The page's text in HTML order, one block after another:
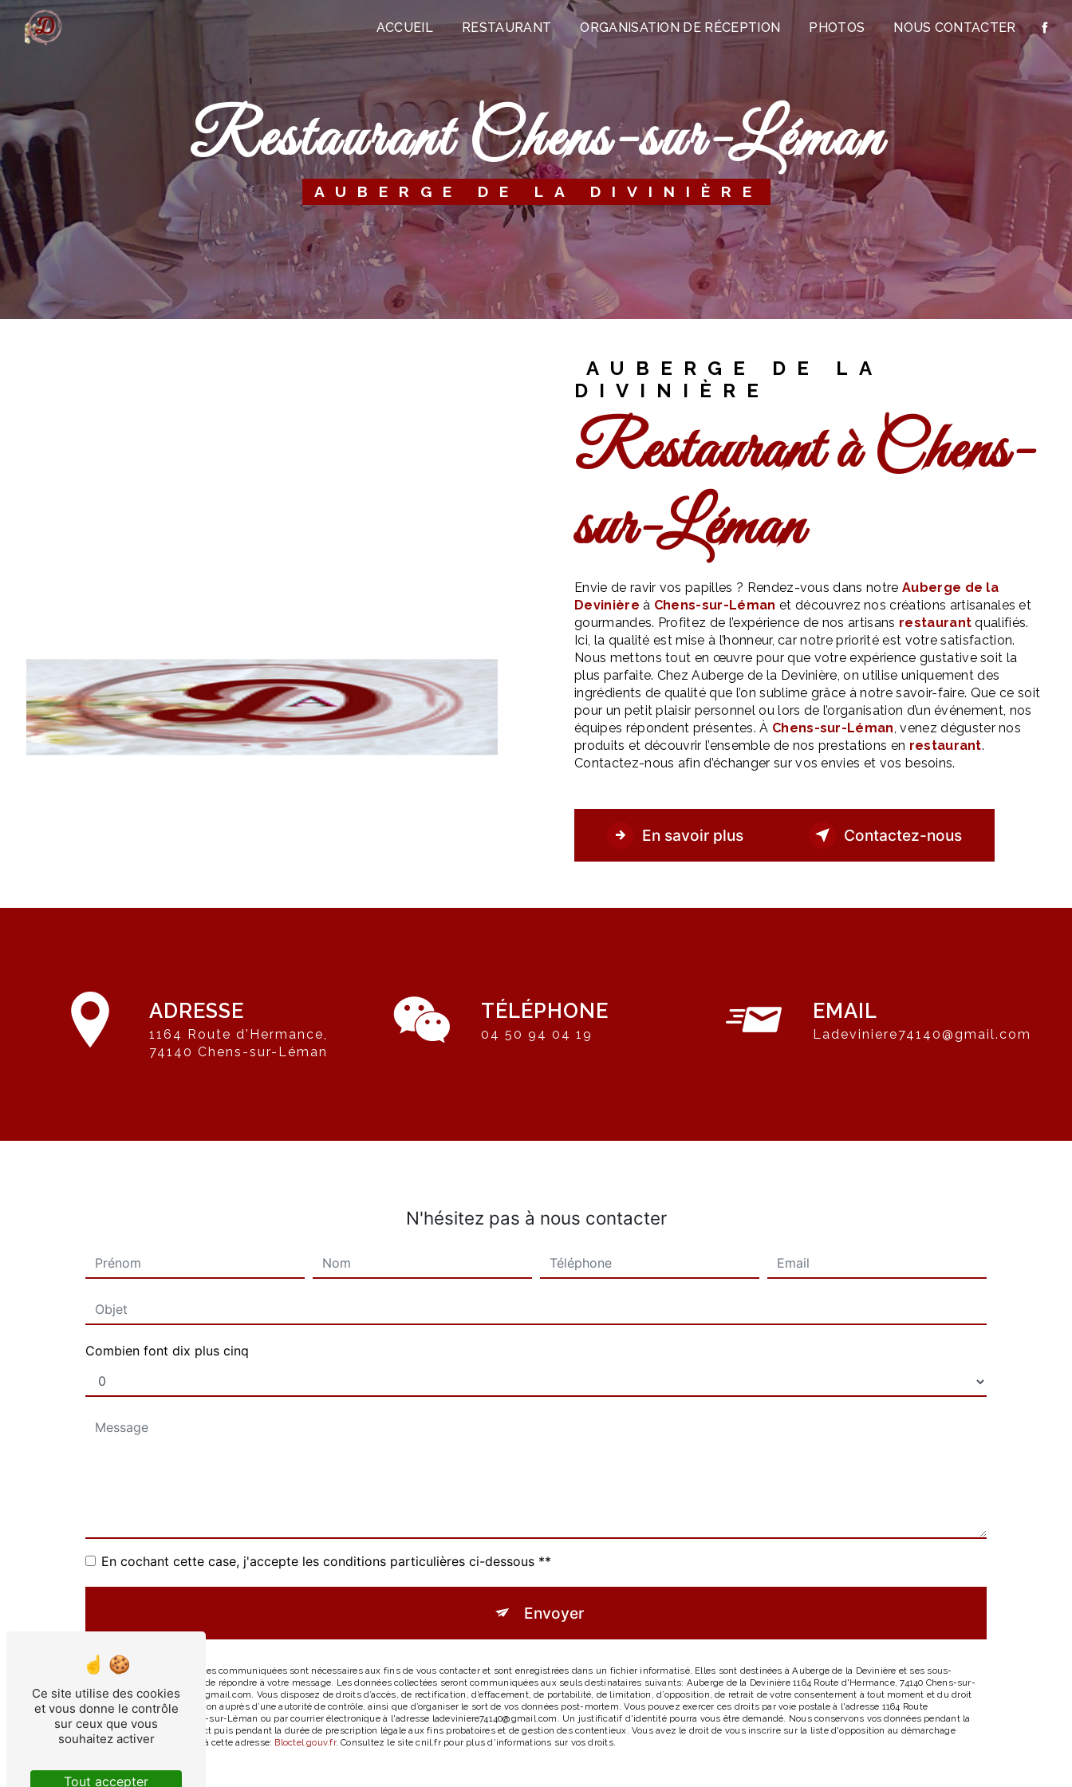
ACCUEIL RESTAURANT ORGANISATION DE RÉCEPTION PHOTOS NOUS CONTACTER
restaurant Chens-sur-Léman
AUBERGE DE LA DIVINIÈRE
AUBERGE DE LA
DIVINIÈRE
restaurant à Chens-
sur-Léman
Envie de ravir vos papilles ? Rendez-vous dans notre Auberge de la
Devinière à Chens-sur-Léman et découvrez nos créations artisanales et
gourmandes. Profitez de l’expérience de nos artisans restaurant qualifiés.
Ici, la qualité est mise à l’honneur, car notre priorité est votre satisfaction.
Nous mettons tout en œuvre pour que votre expérience gustative soit la
plus parfaite. Chez Auberge de la Devinière, on utilise uniquement des
ingrédients de qualité que l’on sublime grâce à notre savoir-faire. Que ce soit
pour un petit plaisir personnel ou lors de l’organisation d’un événement, nos
équipes répondent présentes. À Chens-sur-Léman, venez déguster nos
produits et découvrir l’ensemble de nos prestations en restaurant.
Contactez-nous afin d’échanger sur vos envies et vos besoins.
En savoir plus Contactez-nous
ADRESSE
1164 Route d'Hermance,
74140 Chens-sur-Léman
TÉLÉPHONE
04 50 94 04 19
EMAIL
ladeviniere74140@gmail.com
N'hésitez pas à nous contacter
Combien font dix plus cinq
En cochant cette case, j'accepte les conditions particulières ci-dessous **
Envoyer
** Les données personnelles communiquées sont nécessaires aux fins de vous contacter et sont enregistrées dans un fichier informatisé. Elles sont destinées à Auberge de la Devinière et ses sous-
traitants dans le seul but de répondre à votre message. Les données collectées seront communiquées aux seuls destinataires suivants: Auberge de la Devinière 1164 Route d'Hermance, 74140 Chens-sur-
Léman ladeviniere74140@gmail.com. Vous disposez de droits d’accès, de rectification, d’effacement, de portabilité, de limitation, d’opposition, de retrait de votre consentement à tout moment et du droit
d’introduire une réclamation auprès d’une autorité de contrôle, ainsi que d’organiser le sort de vos données post-mortem. Vous pouvez exercer ces droits par voie postale à l'adresse 1164 Route
d'Hermance, 74140 Chens-sur-Léman ou par courrier électronique à l'adresse ladeviniere74140@gmail.com. Un justificatif d'identité pourra vous être demandé. Nous conservons vos données pendant la
période de prise de contact puis pendant la durée de prescription légale aux fins probatoires et de gestion des contentieux. Vous avez le droit de vous inscrire sur la liste d'opposition au démarchage
téléphonique, disponible à cette adresse:
Bloctel.gouv.fr. Consultez le site cnil.fr pour plus d’informations sur vos droits.
Panneau de gestion des cookies
Ce site utilise des cookies
et vous donne le contrôle
sur ceux que vous
souhaitez activer
Tout accepter